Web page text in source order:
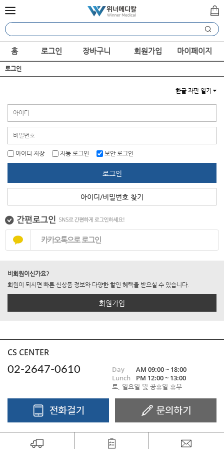
홈 로그인 장바구니 회원가입 마이페이지
로그인
한글 자판 열기
아이디 저장 자동 로그인 보안 로그인
로그인
아이디/비밀번호 찾기
카카오톡으로 로그인
비회원이신가요?
회원이 되시면 빠른 신상품 정보와 다양한 할인 혜택을 받으실 수 있습니다.
회원가입
CS CENTER
02-2647-0610
Day
AM 09:00 ~ 18:00
Lunch
PM 12:00 ~ 13:00
토, 일요일 및 공휴일 휴무